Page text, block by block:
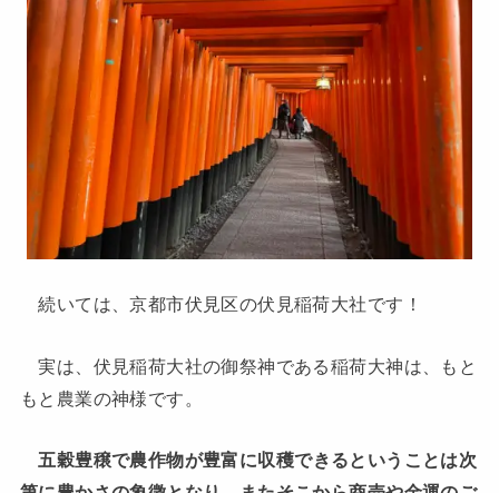
続いては、京都市伏見区の伏見稲荷大社です！
実は、伏見稲荷大社の御祭神である稲荷大神は、もと
もと農業の神様です。
五穀豊穣で農作物が豊富に収穫できるということは次